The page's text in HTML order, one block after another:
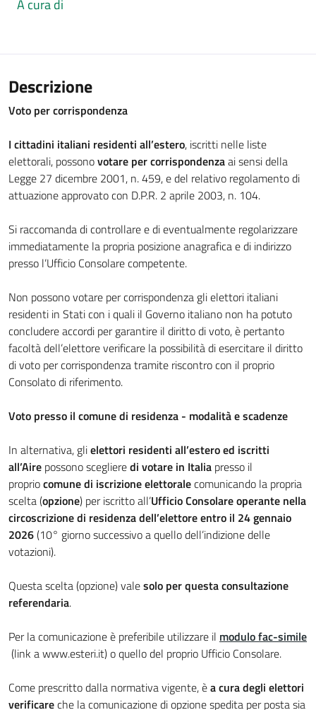
A cura di
Descrizione
Voto per corrispondenza
I cittadini italiani residenti all’estero, iscritti nelle liste
elettorali, possonovotare per corrispondenzaai sensi della
Legge 27 dicembre 2001, n. 459, e del relativo regolamento di
attuazione approvato con D.P.R. 2 aprile 2003, n. 104.
Si raccomanda di controllare e di eventualmente regolarizzare
immediatamente la propria posizione anagrafica e di indirizzo
presso l’Ufficio Consolare competente.
Non possono votare per corrispondenza gli elettori italiani
residenti in Stati con i quali il Governo italiano non ha potuto
concludere accordi per garantire il diritto di voto, è pertanto
facoltà dell’elettore verificare la possibilità di esercitare il diritto
di voto per corrispondenza tramite riscontro con il proprio
Consolato di riferimento.
Voto presso il comune di residenza - modalità e scadenze
In alternativa, glielettori residenti all’estero ed iscritti
all’Aire possono sceglieredi votare in Italia presso il
propriocomune di iscrizione elettoralecomunicando la propria
scelta (opzione) per iscritto all’Ufficio Consolare operante nella
circoscrizione di residenza dell’elettoreentro il 24 gennaio
2026(10° giorno successivo a quello dell’indizione delle
votazioni).
Questa scelta (opzione) valesolo per questa consultazione
referendaria.
Per la comunicazione è preferibile utilizzare il modulo fac-simile
(link a www.esteri.it) o quello del proprio Ufficio Consolare.
Come prescritto dalla normativa vigente, èa cura degli elettori
verificareche la comunicazione di opzione spedita per posta sia